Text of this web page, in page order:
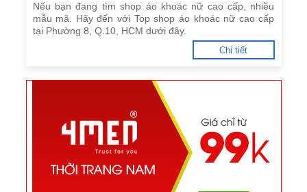
Nếu bạn đang tìm shop áo khoác nữ cao cấp, nhiều
mẫu mã. Hãy đến với Top shop áo khoác nữ cao cấp
tại Phường 8, Q.10, HCM dưới đây.
Chi tiết